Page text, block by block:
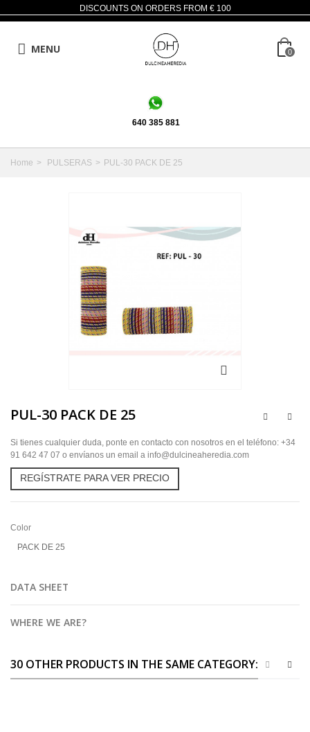
DISCOUNTS ON ORDERS FROM € 100
MENU 0
640 385 881
Home > PULSERAS > PUL-30 PACK DE 25
PUL-30 PACK DE 25
Si tienes cualquier duda, ponte en contacto con nosotros en el teléfono: +34
91 642 47 07 o envíanos un email a info@dulcineaheredia.com
REGÍSTRATE PARA VER PRECIO
Color
PACK DE 25
DATA SHEET
WHERE WE ARE?
30 OTHER PRODUCTS IN THE SAME CATEGORY: